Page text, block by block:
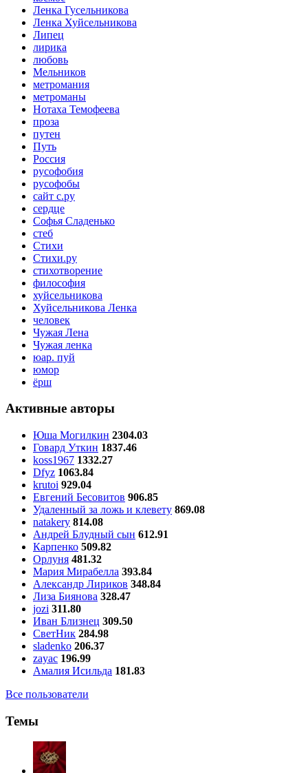
Ленка Гусельникова
Ленка Хуйсельникова
Липец
лирика
любовь
Мельников
метромания
метроманы
Нотаха Темофеева
проза
путен
Путь
Россия
русофобия
русофобы
сайт с.ру
сердце
Софья Сладенько
стеб
Стихи
Стихи.ру
стихотворение
философия
хуйсельникова
Хуйсельникова Ленка
человек
Чужая Лена
Чужая ленка
юар. пуй
юмор
ёрш
Активные авторы
Юша Могилкин 2304.03
Говард Уткин 1837.46
koss1967 1332.27
Dfyz 1063.84
krutoi 929.04
Евгений Бесовитов 906.85
Удаленный за ложь и клевету 869.08
natakery 814.08
Андрей Блудный сын 612.91
Карпенко 509.82
Орлуня 481.32
Мария Мирабелла 393.84
Александр Лириков 348.84
Лиза Биянова 328.47
jozi 311.80
Иван Близнец 309.50
СветНик 284.98
sladenko 206.37
zayac 196.99
Амалия Исильда 181.83
Все пользователи
Темы